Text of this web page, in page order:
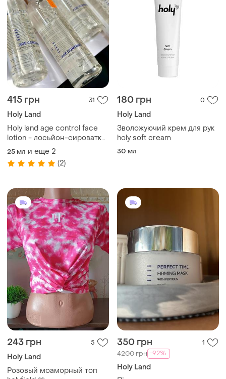
415 грн 31
Holy Land
Holy land age control face
lotion - лосьйон-сироватка
для зрілої шкіри холі ленд
розпив розлив
25 мл и еще 2
(2)
180 грн 0
Holy Land
Зволожуючий крем для рук
holy soft cream
30 мл
243 грн 5
Holy Land
Розовый моаморный топ
350 грн 1
4200 грн -92%
Holy Land